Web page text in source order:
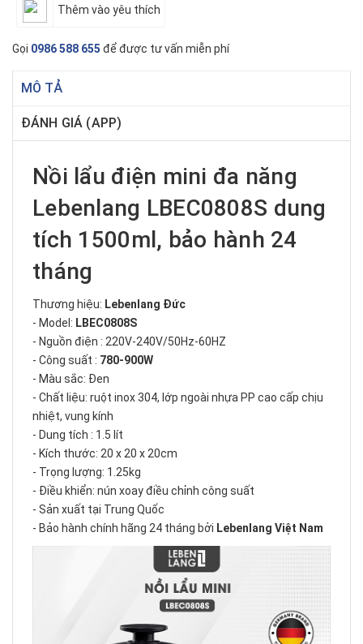
Thêm vào yêu thích
Gọi 0986 588 655 để được tư vấn miễn phí
MÔ TẢ
ĐÁNH GIÁ (APP)
Nồi lẩu điện mini đa năng
Lebenlang LBEC0808S dung
tích 1500ml, bảo hành 24
tháng
Thương hiệu: Lebenlang Đức
- Model: LBEC0808S
- Nguồn điện : 220V-240V/50Hz-60HZ
- Công suất : 780-900W
- Màu sắc: Đen
- Chất liệu: ruột inox 304, lớp ngoài nhựa PP cao cấp chịu
nhiệt, vung kính
- Dung tích : 1.5 lít
- Kích thước: 20 x 20 x 20cm
- Trọng lượng: 1.25kg
- Điều khiển: nún xoay điều chỉnh công suất
- Sản xuất tại Trung Quốc
- Bảo hành chính hãng 24 tháng bởi Lebenlang Việt Nam